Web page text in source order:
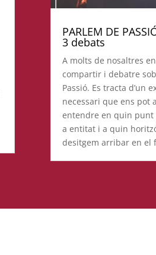
PARLEM DE
3 debats
A molts de nosaltres
compartir i debatre
Passió. Es tracta d’un
necessari que ens pot
entendre en quin punt
a entitat i a quin
desitgem arribar en